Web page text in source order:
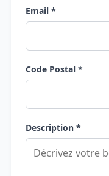
Email *
Code Postal *
Description *